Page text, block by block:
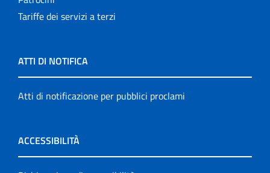
Tariffe dei servizi a terzi
ATTI DI NOTIFICA
Atti di notificazione per pubblici proclami
ACCESSIBILITÀ